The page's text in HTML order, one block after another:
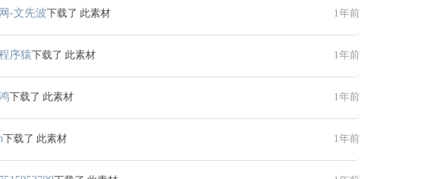
-文先波下载了 此素材 1年前
序猿下载了 此素材 1年前
下载了 此素材 1年前
下载了 此素材 1年前